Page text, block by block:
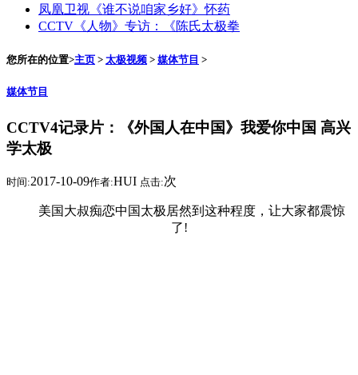
凤凰卫视《谁不说咱家乡好》怀药
CCTV《人物》专访：《陈氏太极拳
您所在的位置>主页 > 太极视频 > 媒体节目 >
媒体节目
CCTV4记录片：《外国人在中国》我爱你中国 高兴
学太极
时间:2017-10-09作者:HUI 点击:次
美国大叔痴恋中国太极居然到这种程度，让大家都震惊
了!